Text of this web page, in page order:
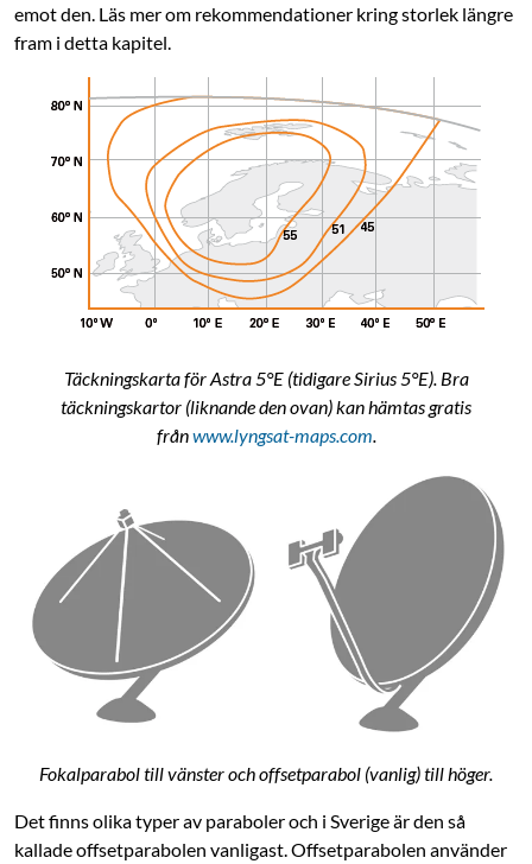
emot den. Läs mer om rekommendationer kring storlek längre
fram i detta kapitel.
Täckningskarta för Astra 5°E (tidigare Sirius 5°E). Bra
täckningskartor (liknande den ovan) kan hämtas gratis
frånwww.lyngsat-maps.com
Fokalparabol till vänster och offsetparabol (vanlig) till höger.
Det finns olika typer av paraboler och i Sverige är den så
kallade ­offsetparabolen vanligast. Offsetparabolen använder